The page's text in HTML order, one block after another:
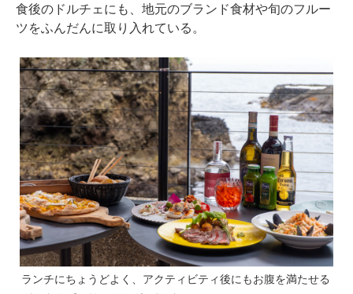
食後のドルチェにも、地元のブランド食材や旬のフルー
ツをふんだんに取り入れている。
ランチにちょうどよく、アクティビティ後にもお腹を満たせる